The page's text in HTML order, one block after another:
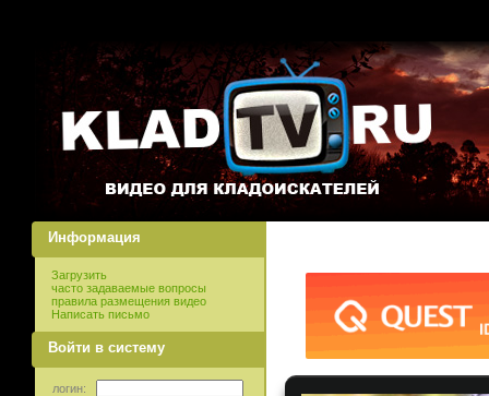
Информация
Загрузить
часто задаваемые вопросы
правила размещения видео
Написать письмо
Войти в систему
логин: